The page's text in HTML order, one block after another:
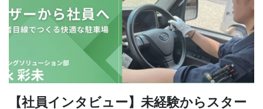
【社員インタビュー】未経験からスター